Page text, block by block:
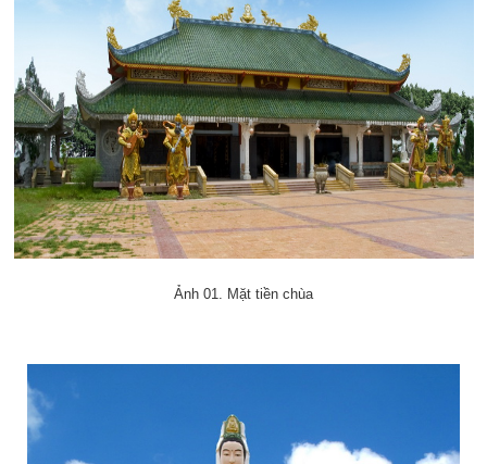
Ảnh 01. Mặt tiền chùa